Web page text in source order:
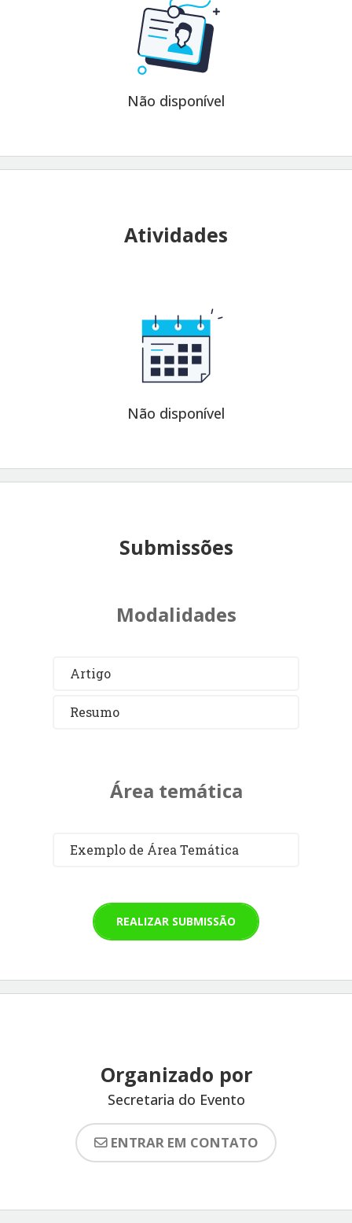
Não disponível
Atividades
Não disponível
Submissões
Modalidades
Artigo
Resumo
Área temática
Exemplo de Área Temática
REALIZAR SUBMISSÃO
Organizado por
Secretaria do Evento
ENTRAR EM CONTATO